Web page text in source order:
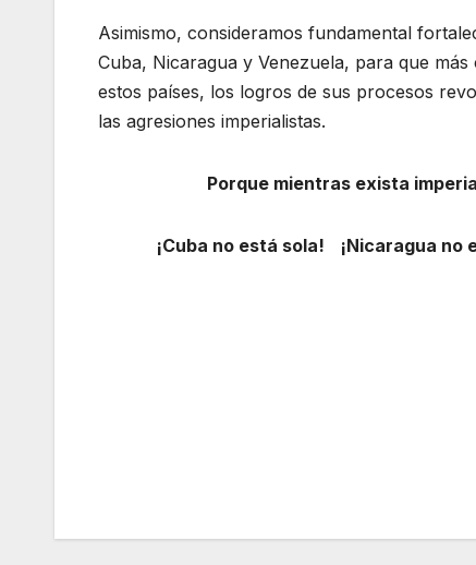
Asimismo, consideramos fundamental
Cuba, Nicaragua y Venezuela, para que
estos países, los logros de sus procesos
las agresiones imperialistas.
Porque mientras exista
¡Cuba no está sola! ¡Nicaragua